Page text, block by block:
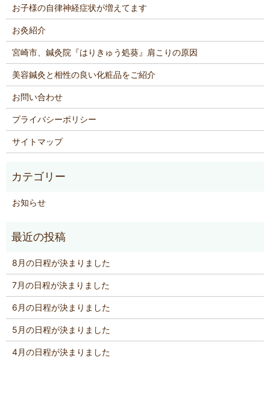
お子様の自律神経症状が増えてます
お灸紹介
宮崎市、鍼灸院『はりきゅう処葵』肩こりの原因
美容鍼灸と相性の良い化粧品をご紹介
お問い合わせ
プライバシーポリシー
サイトマップ
お知らせ
8月の日程が決まりました
7月の日程が決まりました
6月の日程が決まりました
5月の日程が決まりました
4月の日程が決まりました